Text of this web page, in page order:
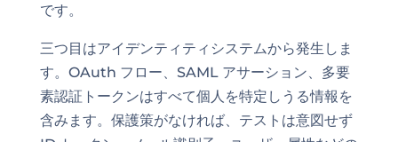
です。
三つ目はアイデンティティシステムから発生しま
す。OAuth フロー、SAML アサーション、多要
素認証トークンはすべて個人を特定しうる情報を
含みます。保護策がなければ、テストは意図せず